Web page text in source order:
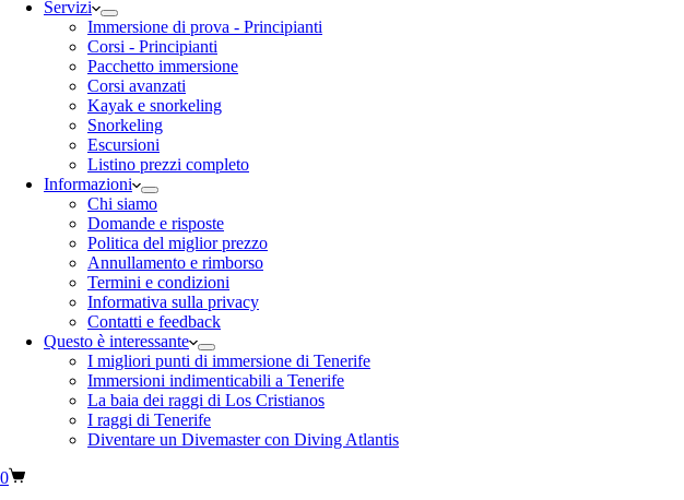
Servizi
Immersione di prova - Principianti
Corsi - Principianti
Pacchetto immersione
Corsi avanzati
Kayak e snorkeling
Snorkeling
Escursioni
Listino prezzi completo
Informazioni
Chi siamo
Domande e risposte
Politica del miglior prezzo
Annullamento e rimborso
Termini e condizioni
Informativa sulla privacy
Contatti e feedback
Questo è interessante
I migliori punti di immersione di Tenerife
Immersioni indimenticabili a Tenerife
La baia dei raggi di Los Cristianos
I raggi di Tenerife
Diventare un Divemaster con Diving Atlantis
0